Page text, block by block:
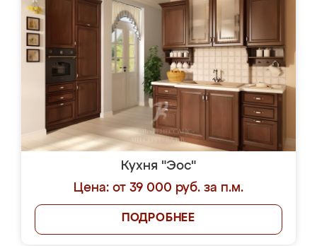
Кухня "Эос"
Цена: от 39 000 руб. за п.м.
ПОДРОБНЕЕ